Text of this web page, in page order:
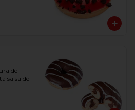
de
salsa de